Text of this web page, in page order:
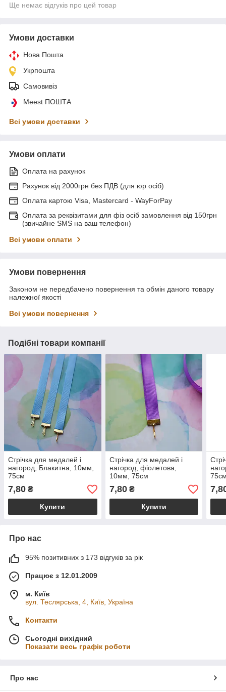
Ще немає відгуків про цей товар
Умови доставки
Нова Пошта
Укрпошта
Самовивіз
Meest ПОШТА
Всі умови доставки
Умови оплати
Оплата на рахунок
Рахунок від 2000грн без ПДВ (для юр осіб)
Оплата картою Visa, Mastercard - WayForPay
Оплата за реквізитами для фіз осіб замовлення від 150грн
(звичайне SMS на ваш телефон)
Всі умови оплати
Умови повернення
Законом не передбачено повернення та обмін даного товару
належної якості
Всі умови повернення
Подібні товари компанії
Стрічка для медалей і
нагород, Блакитна, 10мм,
75см
7,80 ₴
Купити
Стрічка для медалей і
нагород, фіолетова,
10мм, 75см
7,80₴
Купити
Про нас
95% позитивних з 173 відгуків за рік
Працює з 12.01.2009
м. Київ
вул. Теслярська, 4, Київ, Україна
Контакти
Сьогодні вихідний
Показати весь графік роботи
Про нас